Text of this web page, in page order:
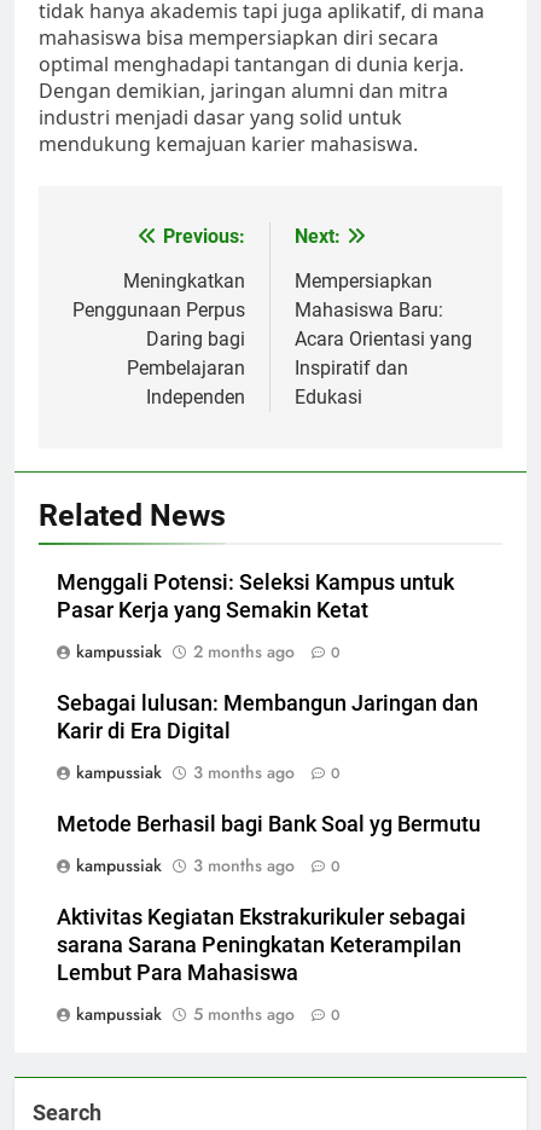
tidak hanya akademis tapi juga aplikatif, di mana
mahasiswa bisa mempersiapkan diri secara
optimal menghadapi tantangan di dunia kerja.
Dengan demikian, jaringan alumni dan mitra
industri menjadi dasar yang solid untuk
mendukung kemajuan karier mahasiswa.
navigation
Previous:
Meningkatkan
Penggunaan Perpus
Daring bagi
Pembelajaran
Independen
Next:
Mempersiapkan
Mahasiswa Baru:
Acara Orientasi yang
Inspiratif dan
Edukasi
Related News
Menggali Potensi: Seleksi Kampus untuk
Pasar Kerja yang Semakin Ketat
kampussiak
2 months ago 0
Sebagai lulusan: Membangun Jaringan dan
Karir di Era Digital
kampussiak
3 months ago 0
Metode Berhasil bagi Bank Soal yg Bermutu
kampussiak
3 months ago 0
Aktivitas Kegiatan Ekstrakurikuler sebagai
sarana Sarana Peningkatan Keterampilan
Lembut Para Mahasiswa
kampussiak
5 months ago 0
Search